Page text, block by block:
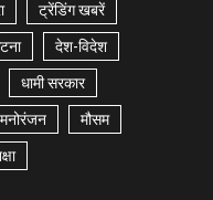
ट्रेंडिंग खबरें
देश-विदेश
धामी सरकार
मनोरंजन मौसम